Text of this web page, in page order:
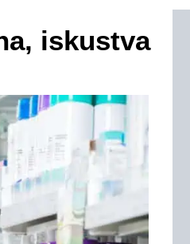
iskustva